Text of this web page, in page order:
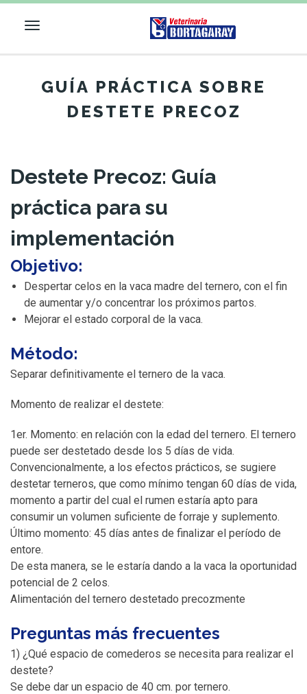
Toggle
VETERINARIA
BORTAGARAY
GUÍA PRÁCTICA SOBRE
DESTETE PRECOZ
Destete Precoz: Guía
práctica para su
implementación
Objetivo:
Despertar celos en la vaca madre del ternero, con el fin
de aumentar y/o concentrar los próximos partos.
Mejorar el estado corporal de la vaca.
Método:
Separar definitivamente el ternero de la vaca.
Momento de realizar el destete:
1er. Momento: en relación con la edad del ternero. El ternero
puede ser destetado desde los 5 días de vida.
Convencionalmente, a los efectos prácticos, se sugiere
destetar terneros, que como mínimo tengan 60 días de vida,
momento a partir del cual el rumen estaría apto para
consumir un volumen suficiente de forraje y suplemento.
Último momento: 45 días antes de finalizar el período de
entore.
De esta manera, se le estaría dando a la vaca la oportunidad
potencial de 2 celos.
Alimentación del ternero destetado precozmente
Preguntas más frecuentes
1) ¿Qué espacio de comederos se necesita para realizar el
destete?
Se debe dar un espacio de 40 cm. por ternero.